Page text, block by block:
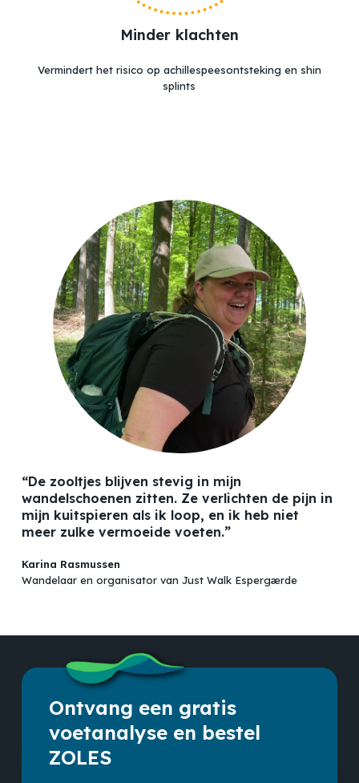
Minder klachten
Vermindert het risico op achillespeesontsteking en shin
splints
“De zooltjes blijven stevig in mijn
wandelschoenen zitten. Ze verlichten de pijn in
mijn kuitspieren als ik loop, en ik heb niet
meer zulke vermoeide voeten.”
Karina Rasmussen
Wandelaar en organisator van Just Walk Espergærde
Ontvang een gratis
voetanalyse en bestel
ZOLES